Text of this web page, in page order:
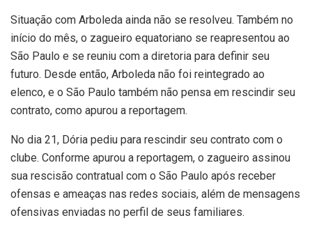
Situação com Arboleda ainda não se resolveu. Também no
início do mês, o zagueiro equatoriano se reapresentou ao
São Paulo e se reuniu com a diretoria para definir seu
futuro. Desde então, Arboleda não foi reintegrado ao
elenco, e o São Paulo também não pensa em rescindir seu
contrato, como apurou a reportagem.
No dia 21, Dória pediu para rescindir seu contrato com o
clube. Conforme apurou a reportagem, o zagueiro assinou
sua rescisão contratual com o São Paulo após receber
ofensas e ameaças nas redes sociais, além de mensagens
ofensivas enviadas no perfil de seus familiares.